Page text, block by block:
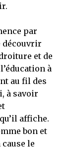
par
découvrir
et de
à
au fil des
à savoir
affiche.
bon et
le